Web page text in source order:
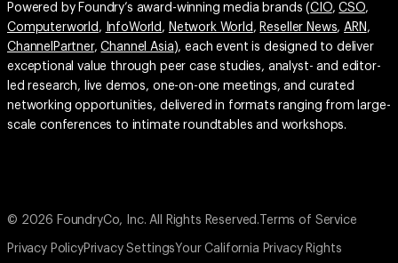
Powered by Foundry’s award-winning media brands (CIO,CSO,
Computerworld , InfoWorld , Network World , Reseller News,ARN ,
ChannelPartner,Channel Asia), each event is designed to deliver
exceptional value through peer case studies, analyst- and editor-
led research, live demos, one-on-one meetings, and curated
networking opportunities, delivered in formats ranging from large-
scale conferences to intimate roundtables and workshops.
© 2026 FoundryCo, Inc. All Rights Reserved. Terms of Service
Privacy PolicyPrivacy SettingsYour California Privacy Rights